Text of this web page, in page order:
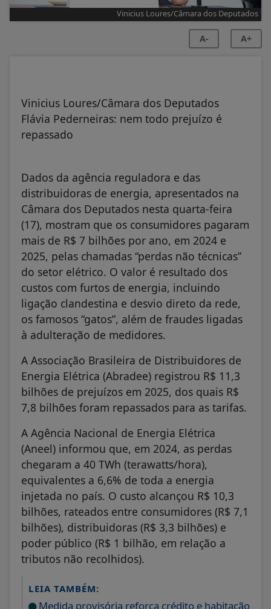
Vinicius Loures/Câmara dos Deputados
A- A+
Vinicius Loures/Câmara dos Deputados
Flávia Pederneiras: nem todo prejuízo é
repassado
Dados da agência reguladora e das
distribuidoras de energia, apresentados na
Câmara dos Deputados nesta quarta-feira
(17), mostram que os consumidores pagaram
mais de R$ 7 bilhões por ano, em 2024 e
2025, pelas chamadas “perdas não técnicas”
do setor elétrico. O valor é resultado dos
custos com furtos de energia, incluindo
ligação clandestina e desvio direto da rede,
os famosos “gatos”, além de fraudes ligadas
à adulteração de medidores.
A Associação Brasileira de Distribuidores de
Energia Elétrica (Abradee) registrou R$ 11,3
bilhões de prejuízos em 2025, dos quais R$
7,8 bilhões foram repassados para as tarifas.
A Agência Nacional de Energia Elétrica
(Aneel) informou que, em 2024, as perdas
chegaram a 40 TWh (terawatts/hora),
equivalentes a 6,6% de toda a energia
injetada no país. O custo alcançou R$ 10,3
bilhões, rateados entre consumidores (R$ 7,1
bilhões), distribuidoras (R$ 3,3 bilhões) e
poder público (R$ 1 bilhão, em relação a
tributos não recolhidos).
LEIA TAMBÉM:
Medida provisória reforça crédito e habitação